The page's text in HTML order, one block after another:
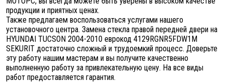
продукции и приятных ценах.
Также предлагаем воспользоваться услугами нашего
установочного центра. Замена стекла правой передней двери на
HYUNDAI TUCSON 2004-2010 еврокод 4129RGNR5FDW1M
SEKURIT достаточно сложный и трудоемкий процесс. Доверьте
эту работу нашим мастерам и вы получите качественно
выполненную работу за привлекательную цену. На все виды
работ предоставляется гарантия.